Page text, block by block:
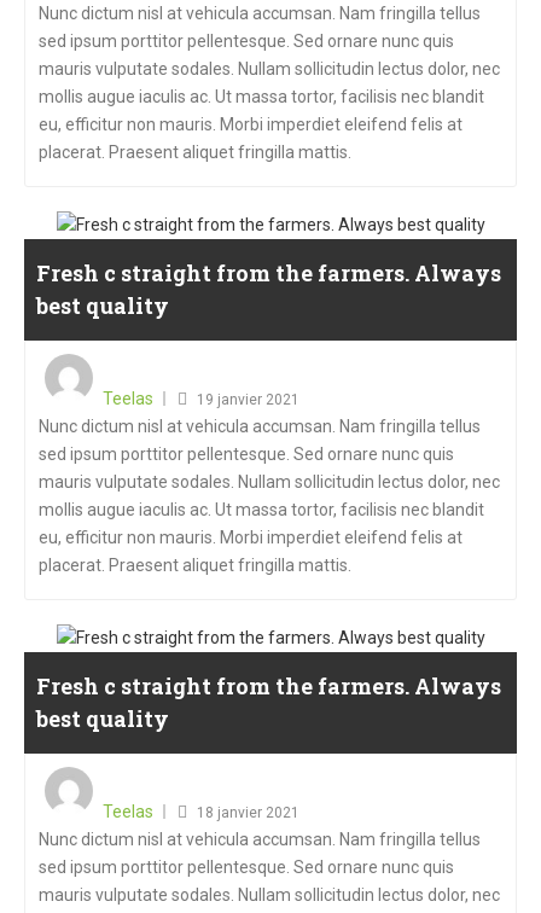
Nunc dictum nisl at vehicula accumsan. Nam fringilla tellus
sed ipsum porttitor pellentesque. Sed ornare nunc quis
mauris vulputate sodales. Nullam sollicitudin lectus dolor, nec
mollis augue iaculis ac. Ut massa tortor, facilisis nec blandit
eu, efficitur non mauris. Morbi imperdiet eleifend felis at
placerat. Praesent aliquet fringilla mattis.
Fresh c straight from the farmers. Always
best quality
Teelas 19 janvier 2021
Nunc dictum nisl at vehicula accumsan. Nam fringilla tellus
sed ipsum porttitor pellentesque. Sed ornare nunc quis
mauris vulputate sodales. Nullam sollicitudin lectus dolor, nec
mollis augue iaculis ac. Ut massa tortor, facilisis nec blandit
eu, efficitur non mauris. Morbi imperdiet eleifend felis at
placerat. Praesent aliquet fringilla mattis.
Fresh c straight from the farmers. Always
best quality
Teelas 18 janvier 2021
Nunc dictum nisl at vehicula accumsan. Nam fringilla tellus
sed ipsum porttitor pellentesque. Sed ornare nunc quis
mauris vulputate sodales. Nullam sollicitudin lectus dolor, nec